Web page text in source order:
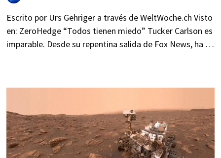
Escrito por Urs Gehriger a través de WeltWoche.ch Visto
en: ZeroHedge “Todos tienen miedo” Tucker Carlson es
imparable. Desde su repentina salida de Fox News, ha …